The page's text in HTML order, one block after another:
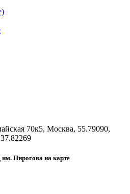
70к5, Москва, 55.79090,
37.82269
Пирогова на карте